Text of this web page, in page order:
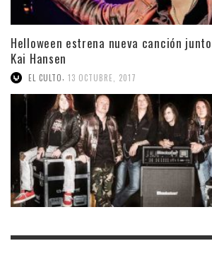
Helloween estrena nueva canción
Kai Hansen
EL CULTO 13 OCTUBRE, 2017